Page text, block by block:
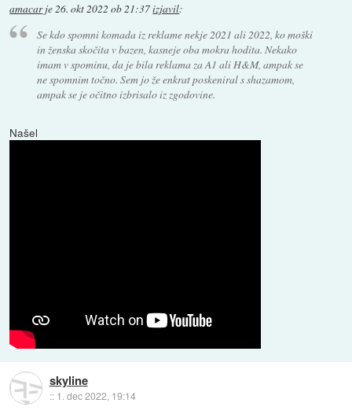
amacarje26. okt 2022 ob 21:37izjavil:
Se kdo spomni komada iz reklame nekje 2021 ali 2022, ko moški
in ženska skočita v bazen, kasneje oba mokra hodita. Nekako
imam v spominu, da je bila reklama za A1 ali H&M, ampak se
ne spomnim točno. Sem jo že enkrat poskeniral s shazamom,
ampak se je očitno izbrisalo iz zgodovine.
Našel
skyline
:: 1. dec 2022, 19:14